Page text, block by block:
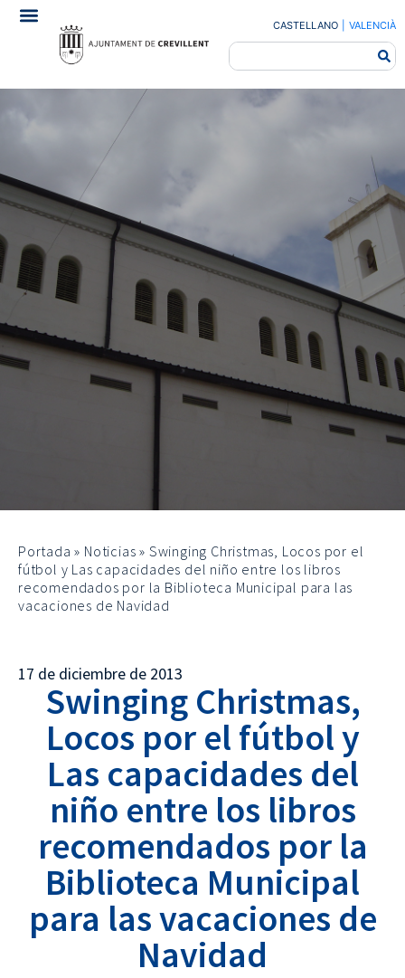
CASTELLANO VALENCIÀ
Portada » Noticias » Swinging Christmas, Locos por el
fútbol y Las capacidades del niño entre los libros
recomendados por la Biblioteca Municipal para las
vacaciones de Navidad
17 de diciembre de 2013
Swinging Christmas,
Locos por el fútbol y
Las capacidades del
niño entre los libros
recomendados por la
Biblioteca Municipal
para las vacaciones de
Navidad